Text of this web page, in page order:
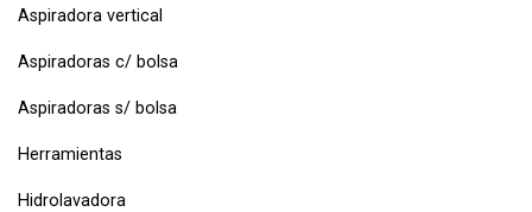
Aspiradora vertical
Aspiradoras c/ bolsa
Aspiradoras s/ bolsa
Herramientas
Hidrolavadora